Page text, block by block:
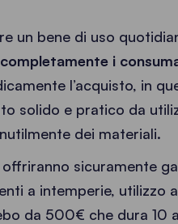
un bene di uso
i
l’acquisto, in
solido e pratico da
dei materiali.
sicuramente
a intemperie, utilizzo
da 500€ che dura 10